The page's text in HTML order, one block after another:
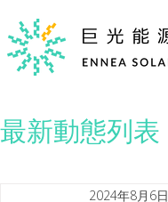
最新動態列表
2024年8月6日